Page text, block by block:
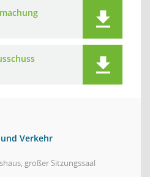
Verkehr
großer Sitzungssaal